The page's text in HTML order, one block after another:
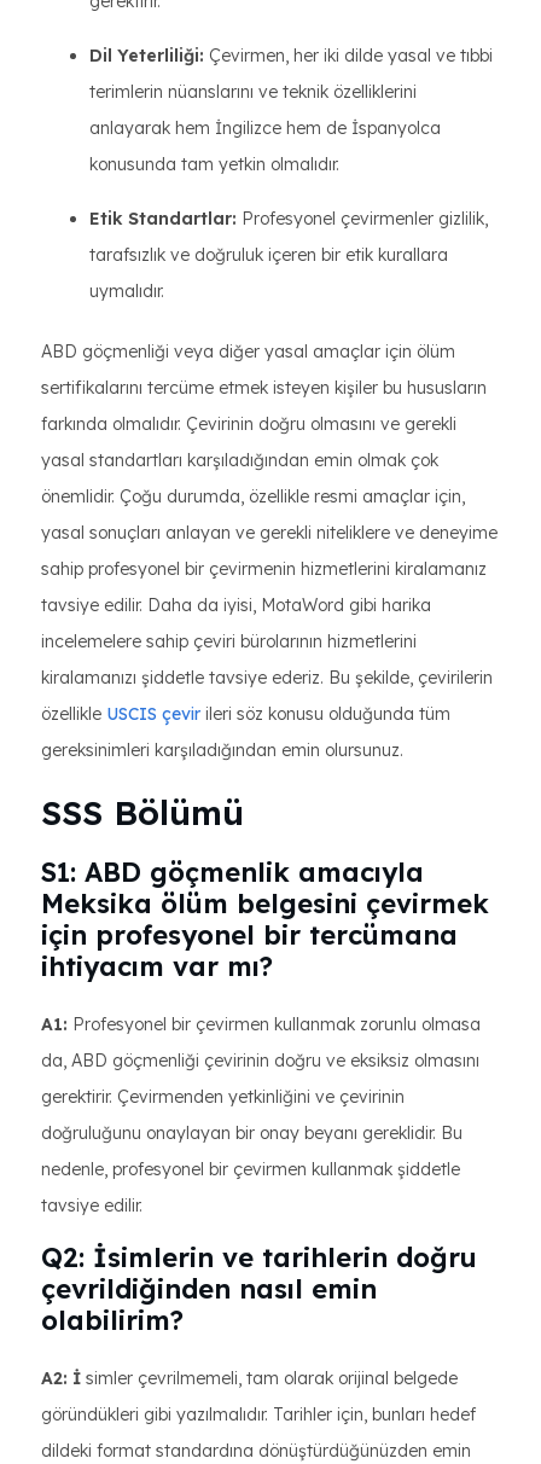
Dil Yeterliliği: Çevirmen, her iki dilde yasal ve tıbbi
terimlerin nüanslarını ve teknik özelliklerini
anlayarak hem İngilizce hem de İspanyolca
konusunda tam yetkin olmalıdır.
Etik Standartlar: Profesyonel çevirmenler gizlilik,
tarafsızlık ve doğruluk içeren bir etik kurallara
uymalıdır.
ABD göçmenliği veya diğer yasal amaçlar için ölüm
sertifikalarını tercüme etmek isteyen kişiler bu hususların
farkında olmalıdır. Çevirinin doğru olmasını ve gerekli
yasal standartları karşıladığından emin olmak çok
önemlidir. Çoğu durumda, özellikle resmi amaçlar için,
yasal sonuçları anlayan ve gerekli niteliklere ve deneyime
sahip profesyonel bir çevirmenin hizmetlerini kiralamanız
tavsiye edilir. Daha da iyisi, MotaWord gibi harika
incelemelere sahip çeviri bürolarının hizmetlerini
kiralamanızı şiddetle tavsiye ederiz. Bu şekilde, çevirilerin
özellikle USCIS çevir ileri söz konusu olduğunda tüm
gereksinimleri karşıladığından emin olursunuz.
SSS Bölümü
S1: ABD göçmenlik amacıyla
Meksika ölüm belgesini çevirmek
için profesyonel bir tercümana
ihtiyacım var mı?
A1: Profesyonel bir çevirmen kullanmak zorunlu olmasa
da, ABD göçmenliği çevirinin doğru ve eksiksiz olmasını
gerektirir. Çevirmenden yetkinliğini ve çevirinin
doğruluğunu onaylayan bir onay beyanı gereklidir. Bu
nedenle, profesyonel bir çevirmen kullanmak şiddetle
tavsiye edilir.
Q2: İsimlerin ve tarihlerin doğru
çevrildiğinden nasıl emin
olabilirim?
A2: İ simler çevrilmemeli, tam olarak orijinal belgede
göründükleri gibi yazılmalıdır. Tarihler için, bunları hedef
dildeki format standardına dönüştürdüğünüzden emin